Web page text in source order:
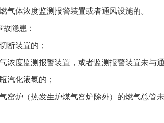
气体浓度监测报警装置或者通风设施的。
隐患：
断装置的；
浓度监测报警装置，或者监测报警装置未与
汽化液氯的；
窑炉（热发生炉煤气窑炉除外）的燃气总管